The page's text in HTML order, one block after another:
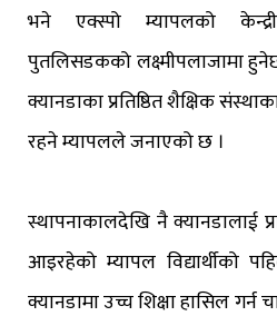
भने एक्स्पो म्यापलको
पुतलिसडकको लक्ष्मीपलाजामा
क्यानडाका प्रतिष्ठित शैक्षिक
रहने म्यापलले जनाएको छ ।
स्थापनाकालदेखि नै क्यानडालाई
आइरहेको म्यापल विद्यार्थीको
क्यानडामा उच्च शिक्षा हासिल गर्न